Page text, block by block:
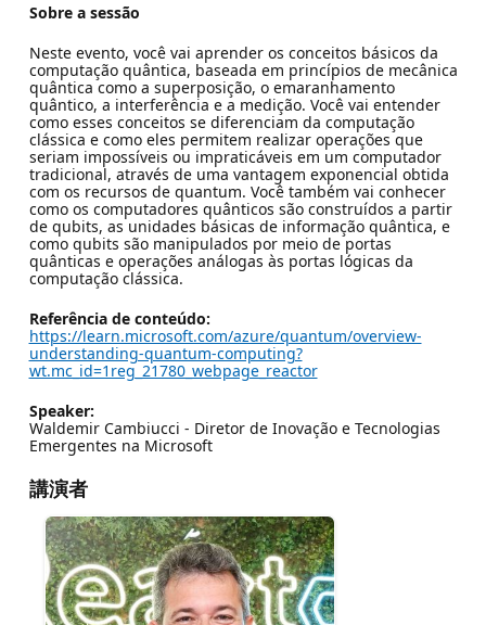
Sobre a sessão
Neste evento, você vai aprender os conceitos básicos da
computação quântica, baseada em princípios de mecânica
quântica como a superposição, o emaranhamento
quântico, a interferência e a medição. Você vai entender
como esses conceitos se diferenciam da computação
clássica e como eles permitem realizar operações que
seriam impossíveis ou impraticáveis em um computador
tradicional, através de uma vantagem exponencial obtida
com os recursos de quantum. Você também vai conhecer
como os computadores quânticos são construídos a partir
de qubits, as unidades básicas de informação quântica, e
como qubits são manipulados por meio de portas
quânticas e operações análogas às portas lógicas da
computação clássica.
Referência de conteúdo:
https://learn.microsoft.com/azure/quantum/overview-
understanding-quantum-computing?
wt.mc_id=1reg_21780_webpage_reactor
Speaker:
Waldemir Cambiucci - Diretor de Inovação e Tecnologias
Emergentes na Microsoft
講演者